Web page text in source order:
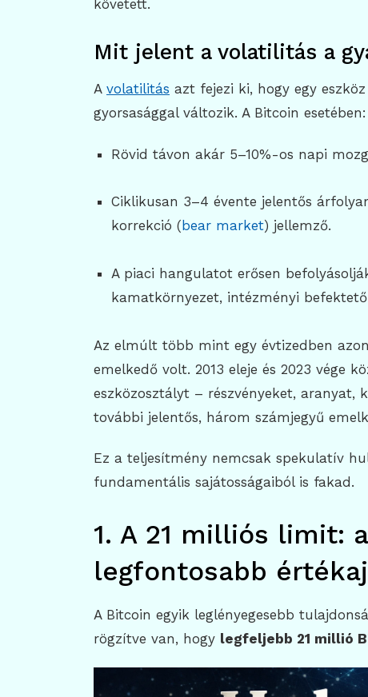
követett.
Mit jelent a volatilitás a
A volatilitás azt fejezi ki, hogy egy
gyorsasággal változik. A Bitcoin esetében:
Rövid távon akár 5–10%-os napi
Ciklikusan 3–4 évente jelentős
korrekció ( bear market) jellemző.
A piaci hangulatot erősen
kamatkörnyezet, intézményi
Az elmúlt több mint egy évtizedben
emelkedő volt. 2013 eleje és 2023 vége
eszközosztályt – részvényeket, aranyat,
további jelentős, három számjegyű
Ez a teljesítmény nemcsak spekulatív
fundamentális sajátosságaiból is fakad.
1. A 21 milliós limit:
legfontosabb
A Bitcoin egyik leglényegesebb
rögzítve van, hogy legfeljebb 21 millió